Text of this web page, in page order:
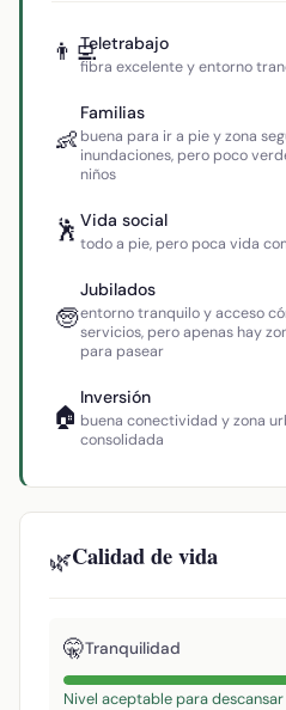
👨‍💻Teletrabajo
fibra excelente y entorno
👶
Familias
buena para ir a pie y zona
inundaciones, pero poco
niños
🕺 Vida social
todo a pie, pero poca vida
🧓
Jubilados
entorno tranquilo y acceso
servicios, pero apenas hay
para pasear
🏠
Inversión
buena conectividad y zona
consolidada
🌿Calidad de vida
🤫Tranquilidad
Nivel aceptable para